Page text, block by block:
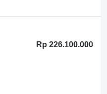
Rp 226.100.000